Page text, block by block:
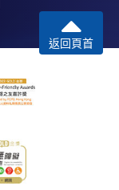
返回頁首